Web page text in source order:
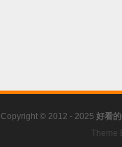
Copyright © 2012 - 2025 好看
Theme